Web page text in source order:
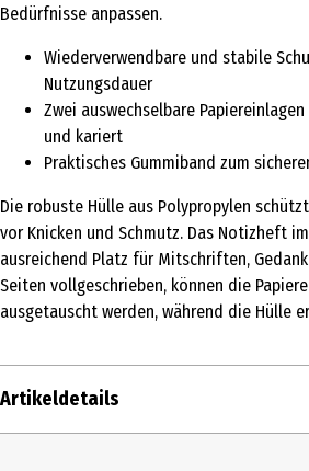
Bedürfnisse anpassen.
Wiederverwendbare und stabile
Nutzungsdauer
Zwei auswechselbare
und kariert
Praktisches Gummiband zum
Die robuste Hülle aus Polypropylen
vor Knicken und Schmutz. Das Notizheft
ausreichend Platz für Mitschriften,
Seiten vollgeschrieben, können die
ausgetauscht werden, während die Hülle
Artikeldetails